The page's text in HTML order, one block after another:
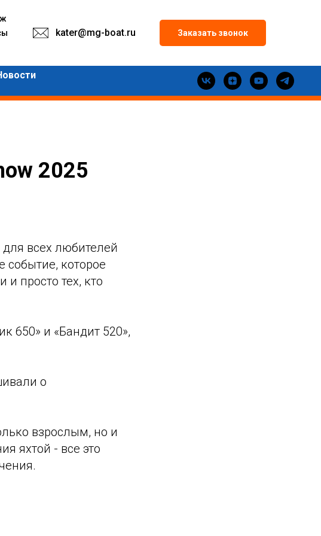
kater@mg-boat.ru Заказать звонок
2025
всех любителей
событие, которое
просто тех, кто
650» и «Бандит 520»,
о
взрослым, но и
яхтой - все это